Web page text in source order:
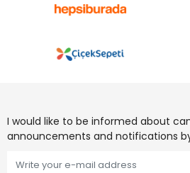
I would like to be informed about
announcements and notifications